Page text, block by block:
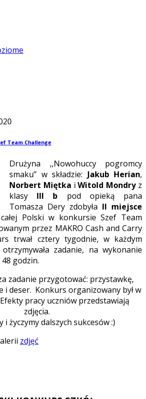
Team Challenge
Drużyna ,,Nowohuccy pogromcy
smaku” w składzie: Jakub Herian,
Norbert Miętka iWitold Mondryz
klasy III b pod opieką pana
Tomasza Dery zdobyła II miejsce
Polski w konkursie Szef Team
przez MAKRO Cash and Carry
trwał cztery tygodnie, w każdym
zadanie, na wykonanie
godzin.
zadanie przygotować: przystawkę,
i deser. Konkurs organizowany był w
pracy uczniów przedstawiają
zdjęcia.
i życzymy dalszych sukcesów :)
zdjęć